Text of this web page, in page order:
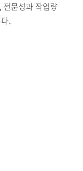
전문성과 작업량
.